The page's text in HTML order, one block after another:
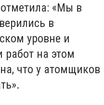
«Мы в
в
уровне и
работ на этом
что у атомщиков